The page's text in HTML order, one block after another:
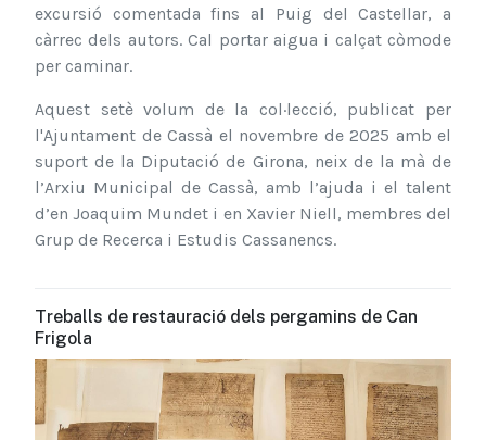
excursió comentada fins al Puig del Castellar, a
càrrec dels autors. Cal portar aigua i calçat còmode
per caminar.
Aquest setè volum de la col·lecció, publicat per
l'Ajuntament de Cassà el novembre de 2025 amb el
suport de la Diputació de Girona, neix de la mà de
l’Arxiu Municipal de Cassà, amb l’ajuda i el talent
d’en Joaquim Mundet i en Xavier Niell, membres del
Grup de Recerca i Estudis Cassanencs.
Treballs de restauració dels pergamins de Can
Frigola